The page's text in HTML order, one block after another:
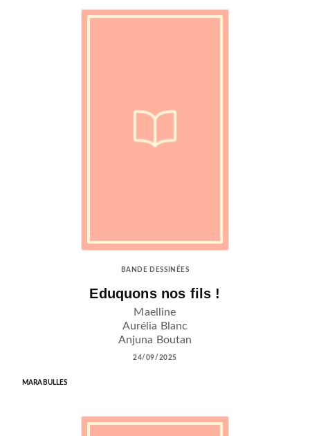
BANDE DESSINÉES
Eduquons nos fils !
Maelline
Aurélia Blanc
Anjuna Boutan
24/09/2025
MARABULLES